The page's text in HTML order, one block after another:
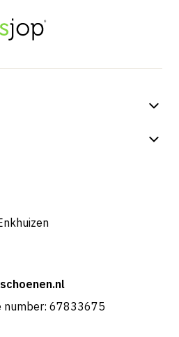
number: 67833675